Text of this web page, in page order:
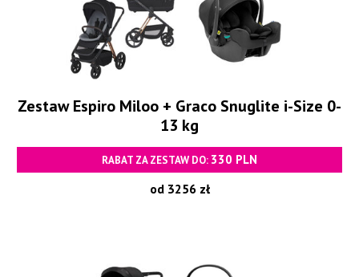
Zestaw Espiro Miloo + Graco Snuglite i-Size 0-
13 kg
RABAT ZA ZESTAW DO: 330 PLN
od 3256 zł